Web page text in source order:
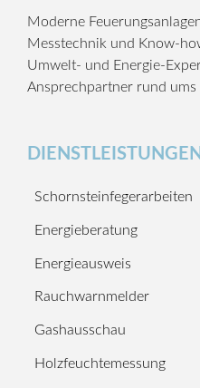
Moderne
Messtechnik und Know-
Umwelt- und Energie-
Ansprechpartner rund ums
DIENSTLEISTUNGEN
Schornsteinfegerarbeiten
Energieberatung
Energieausweis
Rauchwarnmelder
Gashausschau
Holzfeuchtemessung